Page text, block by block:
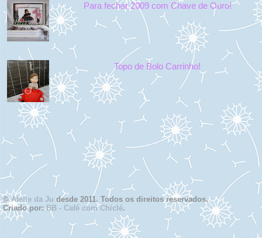
Para fechar 2009 com Chave de Ouro!
Topo de Bolo Carrinho!
©Atelie da Ju desde 2011. Todos os direitos reservados.
Criado por:BB - Café com Chiclé.